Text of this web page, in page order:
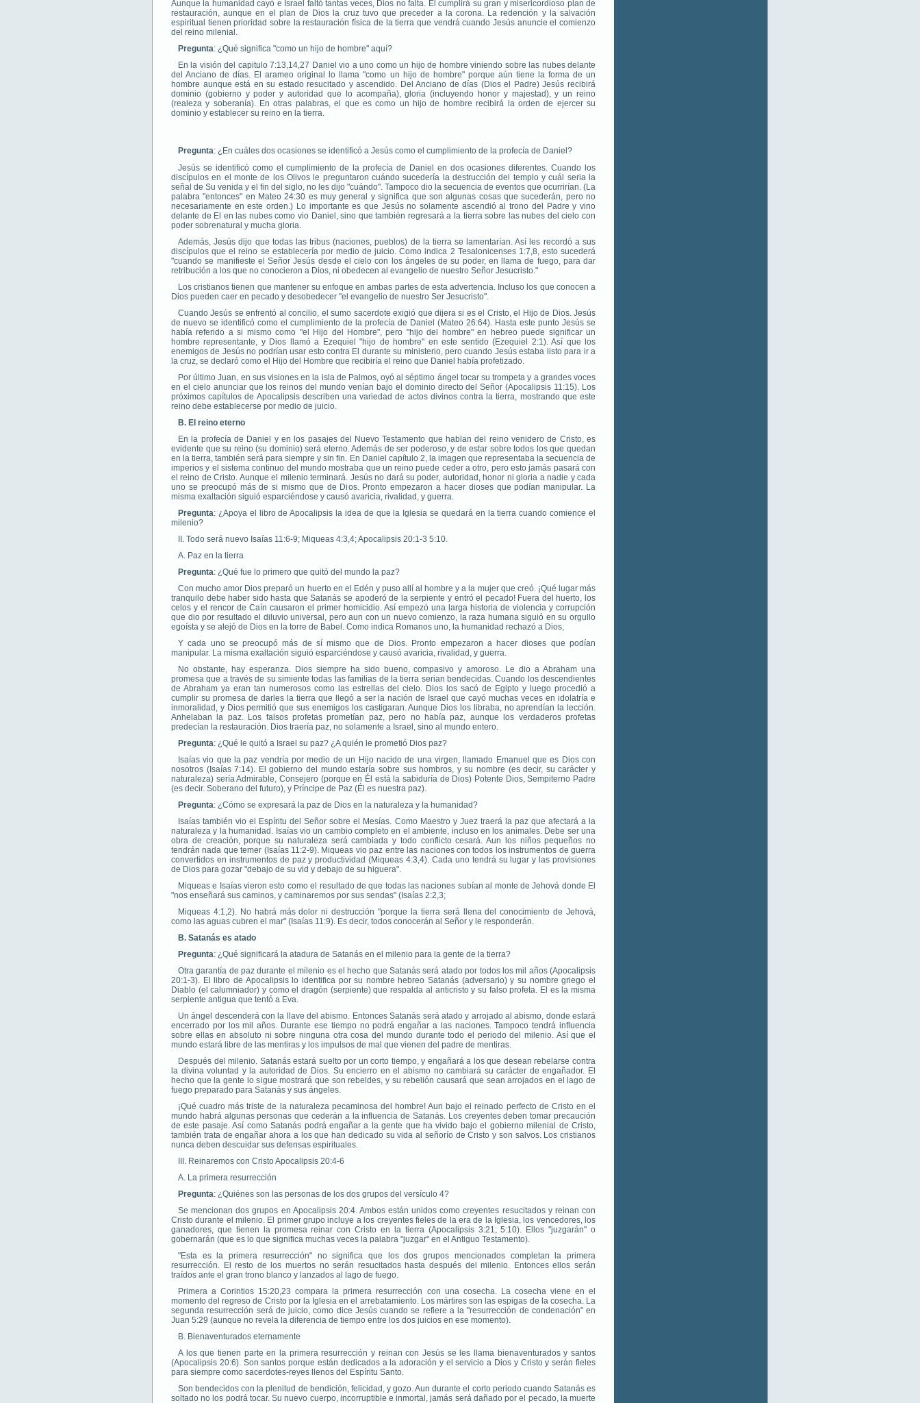
Aunque la humanidad cayó e Israel faltó tantas veces, Dios no falta. El cumplirá su gran y misericordioso plan de
restauración, aunque en el plan de Dios la cruz tuvo que preceder a la corona. La redención y la salvación
espiritual tienen prioridad sobre la restauración física de la tierra que vendrá cuando Jesús anuncie el comienzo
del reino milenial.
Pregunta: ¿Qué significa "como un hijo de hombre" aquí?
En la visión del capitulo 7:13,14,27 Daniel vio a uno como un hijo de hombre viniendo sobre las nubes delante
del Anciano de días. El arameo original lo llama "como un hijo de hombre" porque aún tiene la forma de un
hombre aunque está en su estado resucitado y ascendido. Del Anciano de días (Dios el Padre) Jesús recibirá
dominio (gobierno y poder y autoridad que lo acompaña), gloria (incluyendo honor y majestad), y un reino
(realeza y soberanía). En otras palabras, el que es como un hijo de hombre recibirá la orden de ejercer su
dominio y establecer su reino en la tierra.
Pregunta: ¿En cuáles dos ocasiones se identificó a Jesús como el cumplimiento de la profecía de Daniel?
Jesús se identificó como el cumplimiento de la profecía de Daniel en dos ocasiones diferentes. Cuando los
discípulos en el monte de los Olivos le preguntaron cuándo sucedería la destrucción del templo y cuál seria la
señal de Su venida y el fin del siglo, no les dijo "cuándo". Tampoco dio la secuencia de eventos que ocurrirían. (La
palabra "entonces" en Mateo 24:30 es muy general y significa que son algunas cosas que sucederán, pero no
necesariamente en este orden.) Lo importante es que Jesús no solamente ascendió al trono del Padre y vino
delante de El en las nubes como vio Daniel, sino que también regresará a la tierra sobre las nubes del cielo con
poder sobrenatural y mucha gloria.
Además, Jesús dijo que todas las tribus (naciones, pueblos) de la tierra se lamentarían. Así les recordó a sus
discípulos que el reino se establecería por medio de juicio. Como indica 2 Tesalonicenses 1:7,8, esto sucederá
"cuando se manifieste el Señor Jesús desde el cielo con los ángeles de su poder, en llama de fuego, para dar
retribución a los que no conocieron a Dios, ni obedecen al evangelio de nuestro Señor Jesucristo."
Los cristianos tienen que mantener su enfoque en ambas partes de esta advertencia. Incluso los que conocen a
Dios pueden caer en pecado y desobedecer "el evangelio de nuestro Ser Jesucristo".
Cuando Jesús se enfrentó al concilio, el sumo sacerdote exigió que dijera si es el Cristo, el Hijo de Dios. Jesús
de nuevo se identificó como el cumplimiento de la profecía de Daniel (Mateo 26:64). Hasta este punto Jesús se
había referido a si mismo como "el Hijo del Hombre", pero "hijo del hombre" en hebreo puede significar un
hombre representante, y Dios llamó a Ezequiel "hijo de hombre" en este sentido (Ezequiel 2:1). Así que los
enemigos de Jesús no podrían usar esto contra El durante su ministerio, pero cuando Jesús estaba listo para ir a
la cruz, se declaró como el Hijo del Hombre que recibiría el reino que Daniel había profetizado.
Por último Juan, en sus visiones en la isla de Palmos, oyó al séptimo ángel tocar su trompeta y a grandes voces
en el cielo anunciar que los reinos del mundo venían bajo el dominio directo del Señor (Apocalipsis 11:15). Los
próximos capítulos de Apocalipsis describen una variedad de actos divinos contra la tierra, mostrando que este
reino debe establecerse por medio de juicio.
B. El reino eterno
En la profecía de Daniel y en los pasajes del Nuevo Testamento que hablan del reino venidero de Cristo, es
evidente que su reino (su dominio) será eterno. Además de ser poderoso, y de estar sobre todos los que quedan
en la tierra, también será para siempre y sin fin. En Daniel capítulo 2, la imagen que representaba la secuencia de
imperios y el sistema continuo del mundo mostraba que un reino puede ceder a otro, pero esto jamás pasará con
el reino de Cristo. Aunque el milenio terminará. Jesús no dará su poder, autoridad, honor ni gloria a nadie y cada
uno se preocupó más de si mismo que de Dios. Pronto empezaron a hacer dioses que podían manipular. La
misma exaltación siguió esparciéndose y causó avaricia, rivalidad, y guerra.
Pregunta: ¿Apoya el libro de Apocalipsis la idea de que la Iglesia se quedará en la tierra cuando comience el
milenio?
II. Todo será nuevo Isaías 11:6-9; Miqueas 4:3,4; Apocalipsis 20:1-3 5:10.
A. Paz en la tierra
Pregunta: ¿Qué fue lo primero que quitó del mundo la paz?
Con mucho amor Dios preparó un huerto en el Edén y puso allí al hombre y a la mujer que creó. ¡Qué lugar más
tranquilo debe haber sido hasta que Satanás se apoderó de la serpiente y entró el pecado! Fuera del huerto, los
celos y el rencor de Caín causaron el primer homicidio. Así empezó una larga historia de violencia y corrupción
que dio por resultado el diluvio universal, pero aun con un nuevo comienzo, la raza humana siguió en su orgullo
egoísta y se alejó de Dios en la torre de Babel. Como indica Romanos uno, la humanidad rechazó a Dios,
Y cada uno se preocupó más de sí mismo que de Dios. Pronto empezaron a hacer dioses que podían
manipular. La misma exaltación siguió esparciéndose y causó avaricia, rivalidad, y guerra.
No obstante, hay esperanza. Dios siempre ha sido bueno, compasivo y amoroso. Le dio a Abraham una
promesa que a través de su simiente todas las familias de la tierra serian bendecidas. Cuando los descendientes
de Abraham ya eran tan numerosos como las estrellas del cielo. Dios los sacó de Egipto y luego procedió a
cumplir su promesa de darles la tierra que llegó a ser la nación de Israel que cayó muchas veces en idolatría e
inmoralidad, y Dios permitió que sus enemigos los castigaran. Aunque Dios los libraba, no aprendían la lección.
Anhelaban la paz. Los falsos profetas prometían paz, pero no había paz, aunque los verdaderos profetas
predecían la restauración. Dios traería paz, no solamente a Israel, sino al mundo entero.
Pregunta: ¿Qué le quitó a Israel su paz? ¿A quién le prometió Dios paz?
Isaías vio que la paz vendría por medio de un Hijo nacido de una virgen, llamado Emanuel que es Dios con
nosotros (Isaías 7:14). El gobierno del mundo estaría sobre sus hombros, y su nombre (es decir, su carácter y
naturaleza) sería Admirable, Consejero (porque en Él está la sabiduría de Dios) Potente Dios, Sempiterno Padre
(es decir. Soberano del futuro), y Príncipe de Paz (Él es nuestra paz).
Pregunta: ¿Cómo se expresará la paz de Dios en la naturaleza y la humanidad?
Isaías también vio el Espíritu del Señor sobre el Mesías. Como Maestro y Juez traerá la paz que afectará a la
naturaleza y la humanidad. Isaías vio un cambio completo en el ambiente, incluso en los animales. Debe ser una
obra de creación, porque su naturaleza será cambiada y todo conflicto cesará. Aun los niños pequeños no
tendrán nada que temer (Isaías 11:2-9). Miqueas vio paz entre las naciones con todos los instrumentos de guerra
convertidos en instrumentos de paz y productividad (Miqueas 4:3,4). Cada uno tendrá su lugar y las provisiones
de Dios para gozar "debajo de su vid y debajo de su higuera".
Miqueas e Isaías vieron esto como el resultado de que todas las naciones subían al monte de Jehová donde El
"nos enseñará sus caminos, y caminaremos por sus sendas" (Isaías 2:2,3;
Miqueas 4:1,2). No habrá más dolor ni destrucción "porque la tierra será llena del conocimiento de Jehová,
como las aguas cubren el mar" (Isaías 11:9). Es decir, todos conocerán al Señor y le responderán.
B. Satanás es atado
Pregunta: ¿Qué significará la atadura de Satanás en el milenio para la gente de la tierra?
Otra garantía de paz durante el milenio es el hecho que Satanás será atado por todos los mil años (Apocalipsis
20:1-3). El libro de Apocalipsis lo identifica por su nombre hebreo Satanás (adversario) y su nombre griego el
Diablo (el calumniador) y como el dragón (serpiente) que respalda al anticristo y su falso profeta. El es la misma
serpiente antigua que tentó a Eva.
Un ángel descenderá con la llave del abismo. Entonces Satanás será atado y arrojado al abismo, donde estará
encerrado por los mil años. Durante ese tiempo no podrá engañar a las naciones. Tampoco tendrá influencia
sobre ellas en absoluto ni sobre ninguna otra cosa del mundo durante todo el periodo del milenio. Así que el
mundo estará libre de las mentiras y los impulsos de mal que vienen del padre de mentiras.
Después del milenio. Satanás estará suelto por un corto tiempo, y engañará a los que desean rebelarse contra
la divina voluntad y la autoridad de Dios. Su encierro en el abismo no cambiará su carácter de engañador. El
hecho que la gente lo sigue mostrará que son rebeldes, y su rebelión causará que sean arrojados en el lago de
fuego preparado para Satanás y sus ángeles.
¡Qué cuadro más triste de la naturaleza pecaminosa del hombre! Aun bajo el reinado perfecto de Cristo en el
mundo habrá algunas personas que cederán a la influencia de Satanás. Los creyentes deben tomar precaución
de este pasaje. Así como Satanás podrá engañar a la gente que ha vivido bajo el gobierno milenial de Cristo,
también trata de engañar ahora a los que han dedicado su vida al señorío de Cristo y son salvos. Los cristianos
nunca deben descuidar sus defensas espirituales.
III. Reinaremos con Cristo Apocalipsis 20:4-6
A. La primera resurrección
Pregunta: ¿Quiénes son las personas de los dos grupos del versículo 4?
Se mencionan dos grupos en Apocalipsis 20:4. Ambos están unidos como creyentes resucitados y reinan con
Cristo durante el milenio. El primer grupo incluye a los creyentes fieles de la era de la Iglesia, los vencedores, los
ganadores, que tienen la promesa reinar con Cristo en la tierra (Apocalipsis 3:21; 5:10). Ellos "juzgarán" o
gobernarán (que es lo que significa muchas veces la palabra "juzgar" en el Antiguo Testamento).
"Esta es la primera resurrección" no significa que los dos grupos mencionados completan la primera
resurrección. El resto de los muertos no serán resucitados hasta después del milenio. Entonces ellos serán
traídos ante el gran trono blanco y lanzados al lago de fuego.
Primera a Corintios 15:20,23 compara la primera resurrección con una cosecha. La cosecha viene en el
momento del regreso de Cristo por la Iglesia en el arrebatamiento. Los mártires son las espigas de la cosecha. La
segunda resurrección será de juicio, como dice Jesús cuando se refiere a la "resurrección de condenación" en
Juan 5:29 (aunque no revela la diferencia de tiempo entre los dos juicios en ese momento).
B. Bienaventurados eternamente
A los que tienen parte en la primera resurrección y reinan con Jesús se les llama bienaventurados y santos
(Apocalipsis 20:6). Son santos porque están dedicados a la adoración y el servicio a Dios y Cristo y serán fieles
para siempre como sacerdotes-reyes llenos del Espíritu Santo.
Son bendecidos con la plenitud de bendición, felicidad, y gozo. Aun durante el corto periodo cuando Satanás es
soltado no los podrá tocar. Su nuevo cuerpo, incorruptible e inmortal, jamás será dañado por el pecado, la muerte